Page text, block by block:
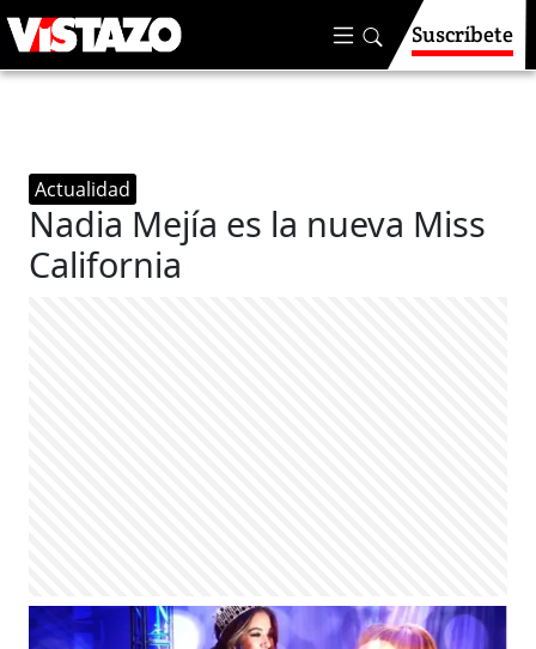
Suscríbete
Actualidad
Nadia Mejía es la nueva Miss
California